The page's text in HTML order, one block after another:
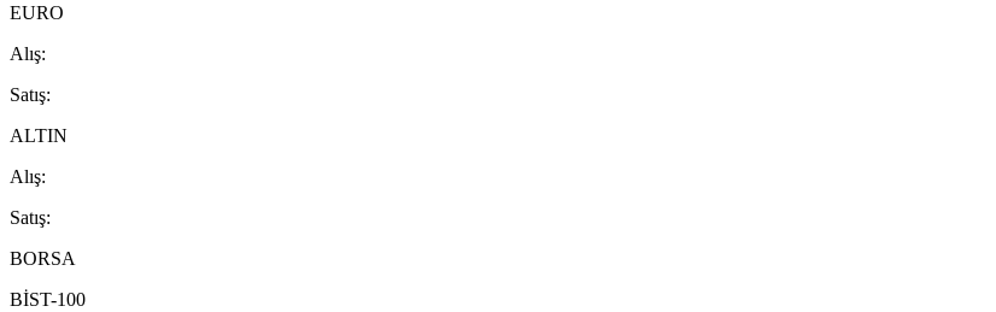
EURO
Alış:
Satış:
ALTIN
Alış:
Satış:
BORSA
BİST-100